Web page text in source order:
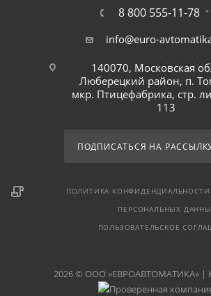
8 800 555-11-78
info@euro-
140070, Московская
Люберецкий район, п.
мкр. Птицефабрика, стр.
113
ПОДПИСАТЬСЯ НА
ПОЛИТИКА КОНФИДЕНЦИАЛЬНОСТИ
ПЕРСОНАЛЬНЫХ
ПОЛЬЗОВАТЕЛЬСКОЕ
2026 © ООО «ЕВРОАВТОМАТИКА» |